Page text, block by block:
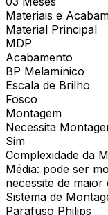
Materiais e
Material Principal
MDP
Acabamento
BP Melamínico
Escala de Brilho
Fosco
Montagem
Necessita
Sim
Complexidade da
Média: pode ser
necessite de
Sistema de
Parafuso Philips